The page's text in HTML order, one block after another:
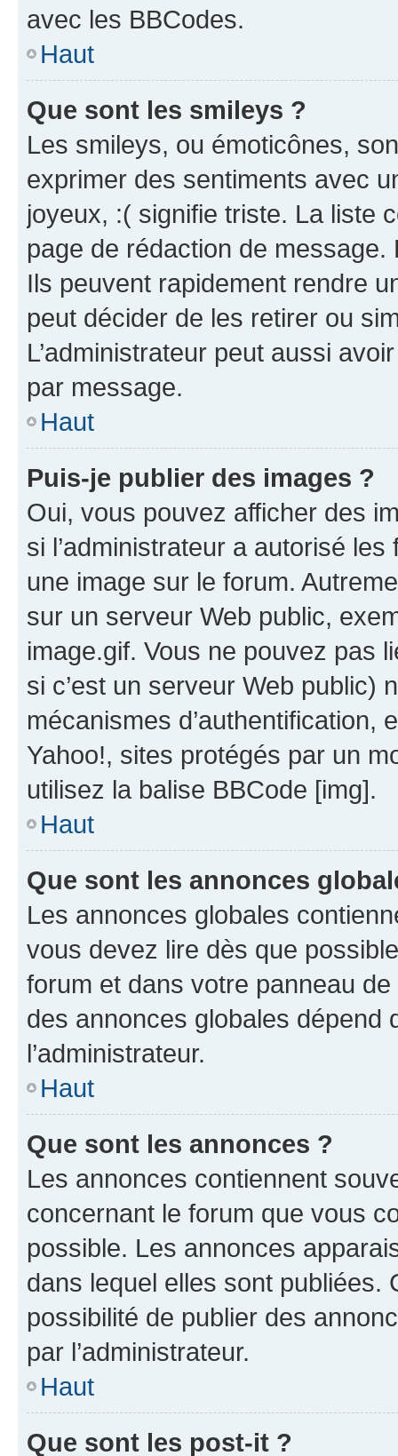
avec les BBCodes.
Haut
Que sont les smileys ?
Les smileys, ou émoticônes,
exprimer des sentiments avec
joyeux, :( signifie triste. La liste
page de rédaction de
Ils peuvent rapidement rendre
peut décider de les retirer ou
L’administrateur peut aussi
par message.
Haut
Puis-je publier des images ?
Oui, vous pouvez afficher des
si l’administrateur a autorisé
une image sur le forum.
sur un serveur Web public,
image.gif. Vous ne pouvez pas
si c’est un serveur Web public)
mécanismes d’authentification,
Yahoo!, sites protégés par un
utilisez la balise BBCode [img].
Haut
Que sont les annonces
Les annonces globales
vous devez lire dès que
forum et dans votre panneau
des annonces globales dépend
l’administrateur.
Haut
Que sont les annonces ?
Les annonces contiennent
concernant le forum que vous
possible. Les annonces
dans lequel elles sont publiées.
possibilité de publier des
par l’administrateur.
Haut
Que sont les post-it ?